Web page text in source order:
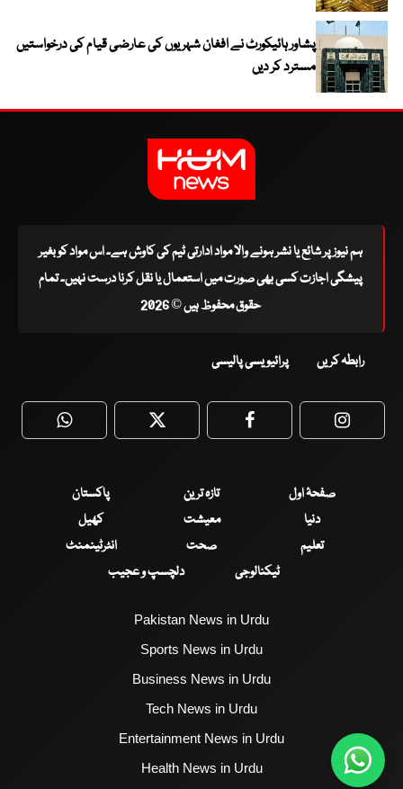
پشاور ہائیکورٹ نے افغان شہریوں کی عارضی قیام کی درخواستیں
مسترد کر دیں
ہم نیوز پر شائع یا نشر ہونے والا مواد ادارتی ٹیم کی کاوش ہے۔ اس مواد کو بغیر
پیشگی اجازت کسی بھی صورت میں استعمال یا نقل کرنا درست نہیں۔ تمام
حقوق محفوظ ہیں © 2026
رابطہ کریں پرائیویسی پالیسی
WhatsApp Twitter Facebook
صفحۂ اول تازہ ترین
پاکستان
دنیا
معیشت
کھیل
تعلیم
صحت
انٹرٹینمنٹ
ٹیکنالوجی
دلچسپ و عجیب
Pakistan News in Urdu
Sports News in Urdu
Business News in Urdu
Tech News in Urdu
Entertainment News in Urdu
Health News in Urdu